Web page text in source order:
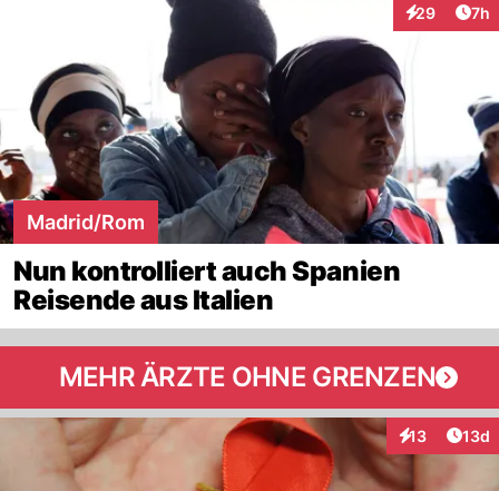
29
Interaktionen
7h
Madrid/Rom
Nun kontrolliert auch Spanien
Reisende aus Italien
MEHR ÄRZTE OHNE GRENZEN
13
Interaktionen
13d